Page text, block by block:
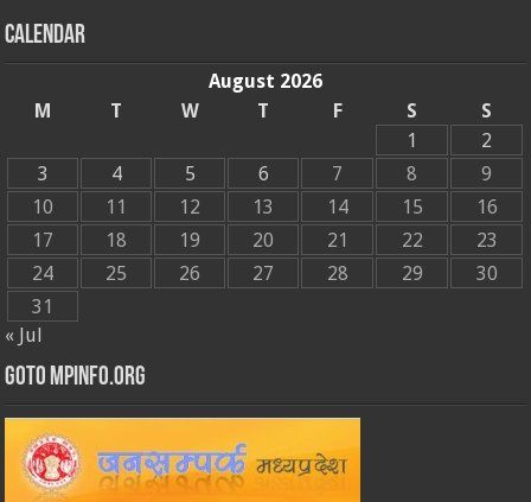
Calendar
August 2026
M
T W T F S
S
1
2
3
4 5 6 7 8
9
10
11 12 13 14 15
16
17
18 19 20 21 22
23
24
25 26 27 28 29
30
31
« Jul
GOTO MPINFO.ORG